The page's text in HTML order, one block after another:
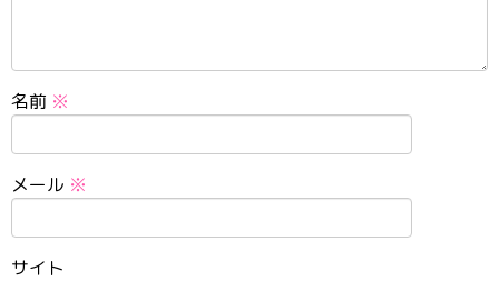
名前 ※
メール ※
サイト